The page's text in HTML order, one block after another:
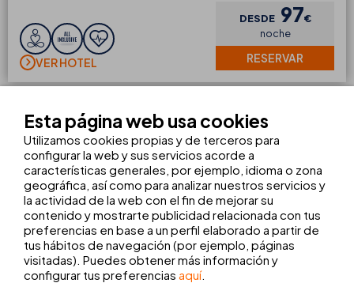
VER HOTEL
DESDE 97€
noche
RESERVAR
Hoteles todo incluido en Lanzarote
Disfruta de Lanzarote al máximo con nuestro servicioTodo
Incluido. Vive unas vacaciones donde la comodidad y el disfrute
están garantizados, sin preocuparte por nada más que relajarte y
disfrutar de cada momento. Nuestro servicio de Todo Incluido
está diseñado para que tú y los tuyos viváis una estancia
completa y variada en una de las islas más bellas de las Canarias.
Esta página web usa cookies
Utilizamos cookies propias y de terceros para
configurar la web y sus servicios acorde a
características generales, por ejemplo, idioma o zona
geográfica, así como para analizar nuestros servicios y
la actividad de la web con el fin de mejorar su
contenido y mostrarte publicidad relacionada con tus
preferencias en base a un perfil elaborado a partir de
tus hábitos de navegación (por ejemplo, páginas
visitadas). Puedes obtener más información y
configurar tus preferencias aquí.